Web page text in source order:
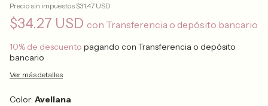
Precio sin impuestos $31.47 USD
$34.27 USD con Transferencia o depósito bancario
10% de descuento pagando con Transferencia o depósito
bancario
Ver más detalles
Color: Avellana